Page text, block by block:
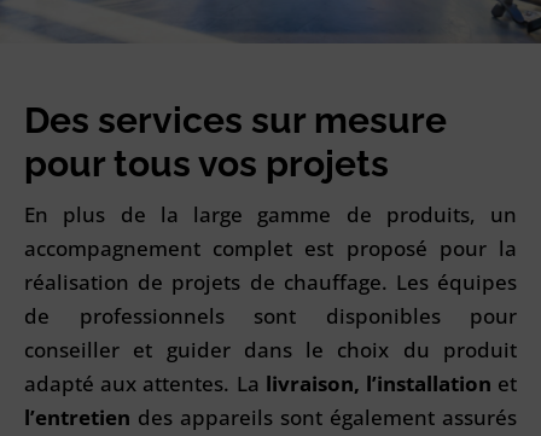
Des services sur mesure
pour tous vos projets
En plus de la large gamme de produits, un
accompagnement complet est proposé pour la
réalisation de projets de chauffage. Les équipes
de professionnels sont disponibles pour
conseiller et guider dans le choix du produit
adapté aux attentes. La livraison, l’installation et
l’entretien des appareils sont également assurés